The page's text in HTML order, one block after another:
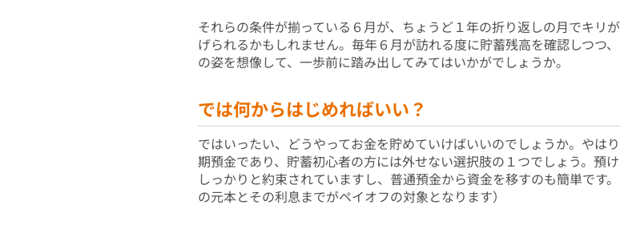
それらの条件が揃っている６月が、ちょうど１年の折り返しの月でキリ
げられるかもしれません。毎年６月が訪れる度に貯蓄残高を確認しつつ
の姿を想像して、一歩前に踏み出してみてはいかがでしょうか。
では何からはじめればいい？
ではいったい、どうやってお金を貯めていけばいいのでしょうか。やは
期預金であり、貯蓄初心者の方には外せない選択肢の１つでしょう。預
しっかりと約束されていますし、普通預金から資金を移すのも簡単です
の元本とその利息までがペイオフの対象となります）